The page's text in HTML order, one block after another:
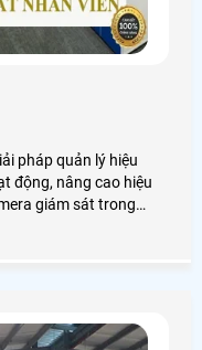
pháp quản lý hiệu
động, nâng cao hiệu
giám sát trong